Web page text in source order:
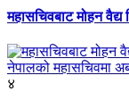
महासचिवबाट मोहन वैद्य
४